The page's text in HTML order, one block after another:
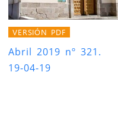
VERSIÓN PDF
Abril 2019 nº 321.
19-04-19